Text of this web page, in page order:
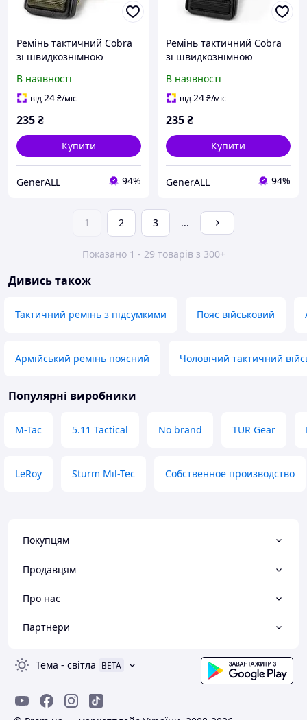
Ремінь тактичний Cobra
зі швидкознімною
В наявності
від24₴/міс
235₴
Купити
GenerALL 94%
Ремінь тактичний Cobra
зі швидкознімною
В наявності
від24₴/міс
235₴
Купити
GenerALL 94%
1 2 3 ...
Показано 1 - 29 товарів з 300+
Дивись також
Тактичний ремінь з підсумкими Пояс військовий
Армійський ремінь поясний Чоловічий тактичний
Популярні виробники
M-Tac 5.11 Tactical No brand TUR Gear
LeRoy Sturm Mil-Tec Собственное производство
Покупцям
Продавцям
Про нас
Партнери
Тема - світла BETA